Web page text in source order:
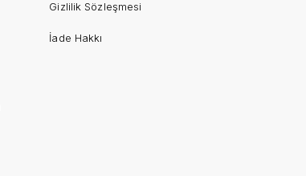
Gizlilik Sözleşmesi
İade Hakkı